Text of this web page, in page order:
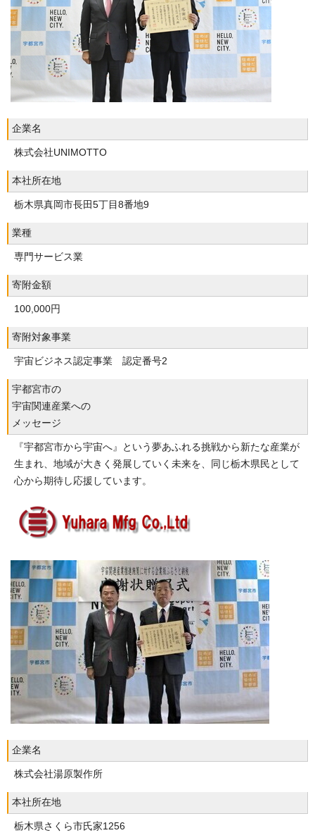
企業名
株式会社UNIMOTTO
本社所在地
栃木県真岡市長田5丁目8番地9
業種
専門サービス業
寄附金額
100,000円
寄附対象事業
宇宙ビジネス認定事業 認定番号2
宇都宮市の
宇宙関連産業への
メッセージ
『宇都宮市から宇宙へ』という夢あふれる挑戦から新たな産業が
生まれ、地域が大きく発展していく未来を、同じ栃木県民として
心から期待し応援しています。
企業名
株式会社湯原製作所
本社所在地
栃木県さくら市氏家1256